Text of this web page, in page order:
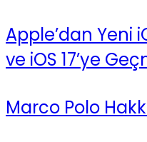
Apple’dan Yeni
ve iOS 17’ye
Marco Polo